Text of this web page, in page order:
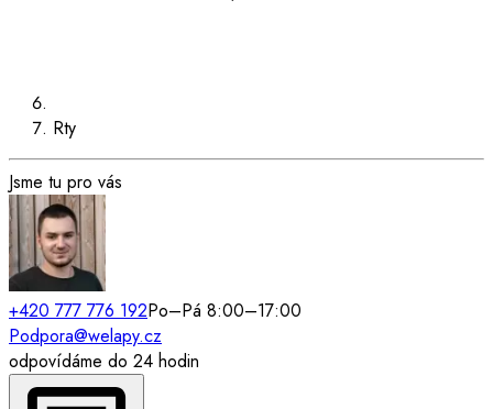
Rty
Jsme tu pro vás
+420 777 776 192Po–Pá 8:00–17:00
Podpora@welapy.cz
odpovídáme do 24 hodin